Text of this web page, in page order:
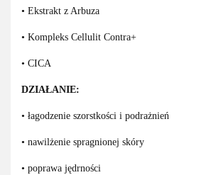
• Ekstrakt z Arbuza
• Kompleks Cellulit Contra+
• CICA
DZIAŁANIE:
• łagodzenie szorstkości i podrażnień
• nawilżenie spragnionej skóry
• poprawa jędrności